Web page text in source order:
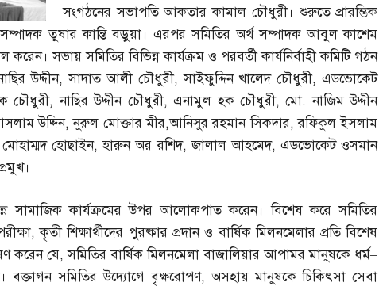
সংগঠনের সভাপতি আকতার কামাল চৌধুরী। শুরুতে প্রারম্ভিক
সম্পাদক তুষার কান্তি বড়ুয়া। এরপর সমিতির অর্থ সম্পাদক আবুল কাশেম
করেন। সভায় সমিতির বিভিন্ন কার্যক্রম ও পরবর্তী কার্যনির্বাহী কমিটি গঠন
উদ্দীন,সাদাত আলী চৌধুরী,সাইফুদ্দিন খালেদ চৌধুরী,এডভোকেট
চৌধুরী,নাছির উদ্দীন চৌধুরী,এনামুল হক চৌধুরী,মো.নাজিম উদ্দীন
উদ্দিন,নুরুল মোক্তার মীর,আনিসুর রহমান সিকদার,রফিকুল ইসলাম
হোছাইন,হারুন অর রশিদ,জালাল আহমেদ,এডভোকেট ওসমান
সামাজিক কার্যক্রমের উপর আলোকপাত করেন। বিশেষ করে সমিতির
,কৃতী শিক্ষার্থীদের পুরষ্কার প্রদান ও বার্ষিক মিলনমেলার প্রতি বিশেষ
করেন যে,সমিতির বার্ষিক মিলনমেলা বাজালিয়ার আপামর মানুষকে ধর্ম–
বক্তাগন সমিতির উদ্যোগে বৃক্ষরোপণ,অসহায় মানুষকে চিকিৎসা সেবা